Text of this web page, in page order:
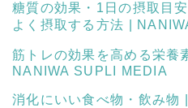
糖質の効果・1日の摂取目
よく摂取する方法 |
筋トレの効果を高める栄養
NANIWA SUPLI MEDIA
消化にいい食べ物・飲み